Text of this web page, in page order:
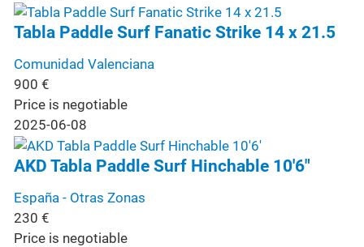
Tabla Paddle Surf Fanatic Strike 14 x 21.5
Comunidad Valenciana
900 €
Price is negotiable
2025-06-08
AKD Tabla Paddle Surf Hinchable 10'6"
España - Otras Zonas
230 €
Price is negotiable